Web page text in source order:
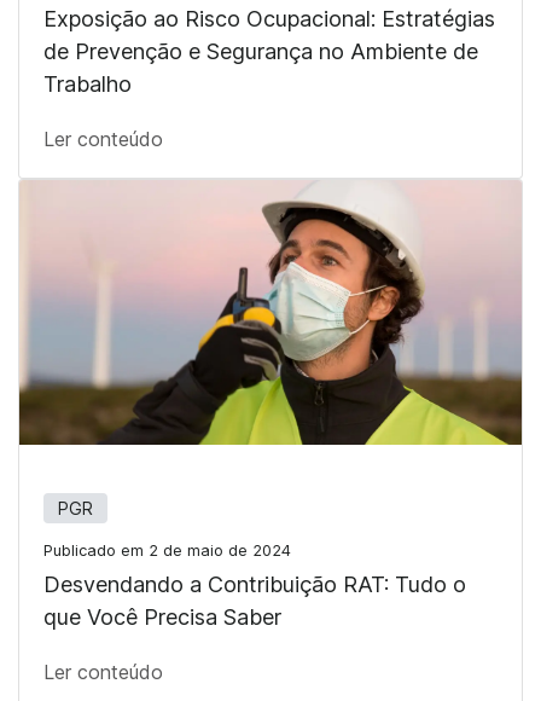
Exposição ao Risco Ocupacional: Estratégias
de Prevenção e Segurança no Ambiente de
Trabalho
Ler conteúdo
PGR
Publicado em 2 de maio de 2024
Desvendando a Contribuição RAT: Tudo o
que Você Precisa Saber
Ler conteúdo